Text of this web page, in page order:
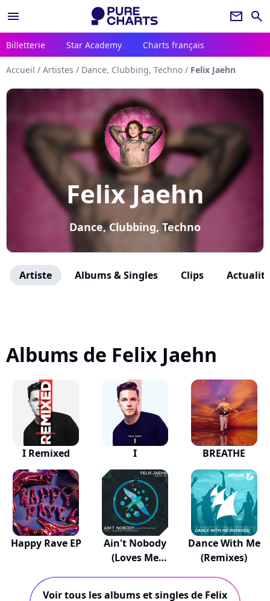
menu newsletter search
Billetterie Star Academy Charts français
Accueil / Artistes / Dance, Clubbing, Techno / Felix Jaehn
Felix Jaehn
Dance, Clubbing, Techno
Artiste Albums & Singles Clips
Albums de Felix Jaehn
I Remixed I BREATHE
Happy Rave EP
Ain't Nobody
(Loves Me
Dance With Me
(Remixes)
Voir tous les albums et singles de Felix